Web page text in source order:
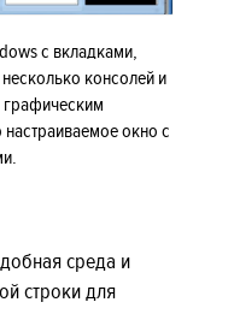
с вкладками,
консолей и
окно с
среда и
строки для